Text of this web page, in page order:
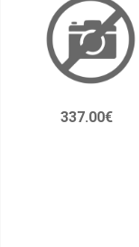
337.00€